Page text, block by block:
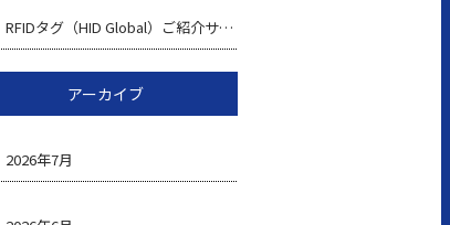
RFIDタグ（HID Global）ご紹介サイト創設
アーカイブ
2026年7月